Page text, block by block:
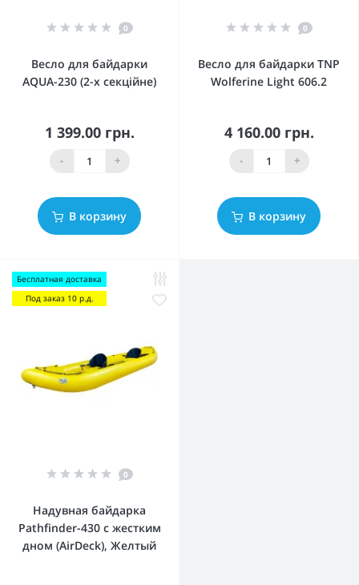
0
Весло для байдарки
AQUA-230 (2-х секційне)
1 399.00 грн.
- +
В корзину
0
Весло для байдарки TNP
Wolferine Light 606.2
4 160.00 грн.
- +
В корзину
Бесплатная доставка
Под заказ 10 р.д.
0
Надувная байдарка
Pathfinder-430 с жестким
дном (AirDeck), Желтый